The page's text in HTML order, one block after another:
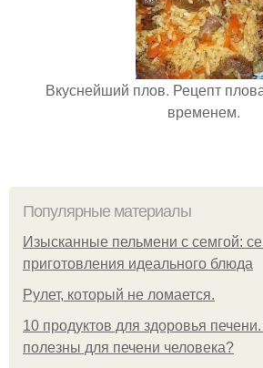
Вкуснейший плов. Рецепт
временем.
Популярные материалы
Изысканные пельмени с семгой:
приготовления идеального блюда
Рулет, который не ломается.
10 продуктов для здоровья
полезны для печени человека?